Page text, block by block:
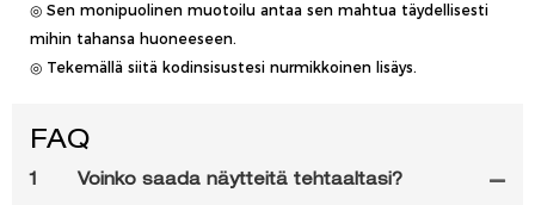
◎ Sen monipuolinen muotoilu antaa sen mahtua täydellisesti
mihin tahansa huoneeseen.
◎ Tekemällä siitä kodinsisustesi nurmikkoinen lisäys.
FAQ
1 Voinko saada näytteitä tehtaaltasi?